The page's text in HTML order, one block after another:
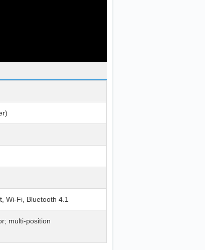
Wi-Fi, Bluetooth 4.1
multi-position